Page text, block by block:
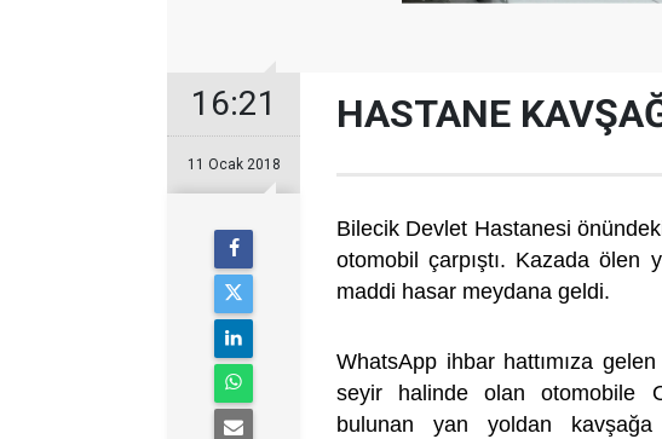
16:21
11 Ocak 2018
HASTANE
Bilecik Devlet Hastanesi
otomobil çarpıştı. Kazada ölen
maddi hasar meydana geldi.
WhatsApp ihbar hattımıza
seyir halinde olan otomobile
bulunan yan yoldan